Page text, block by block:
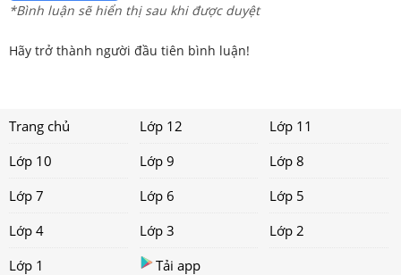
*Bình luận sẽ hiển thị sau khi được duyệt
Hãy trở thành người đầu tiên bình luận!
Trang chủ Lớp 12
Lớp 11
Lớp 10
Lớp 9
Lớp 8
Lớp 7
Lớp 6
Lớp 5
Lớp 4
Lớp 3
Lớp 2
Lớp 1
Tải app